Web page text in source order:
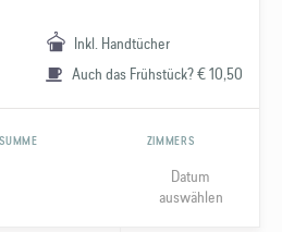
Inkl. Handtücher
Auch das Frühstück? € 10,50
SUMME ZIMMERS
Datum
auswählen